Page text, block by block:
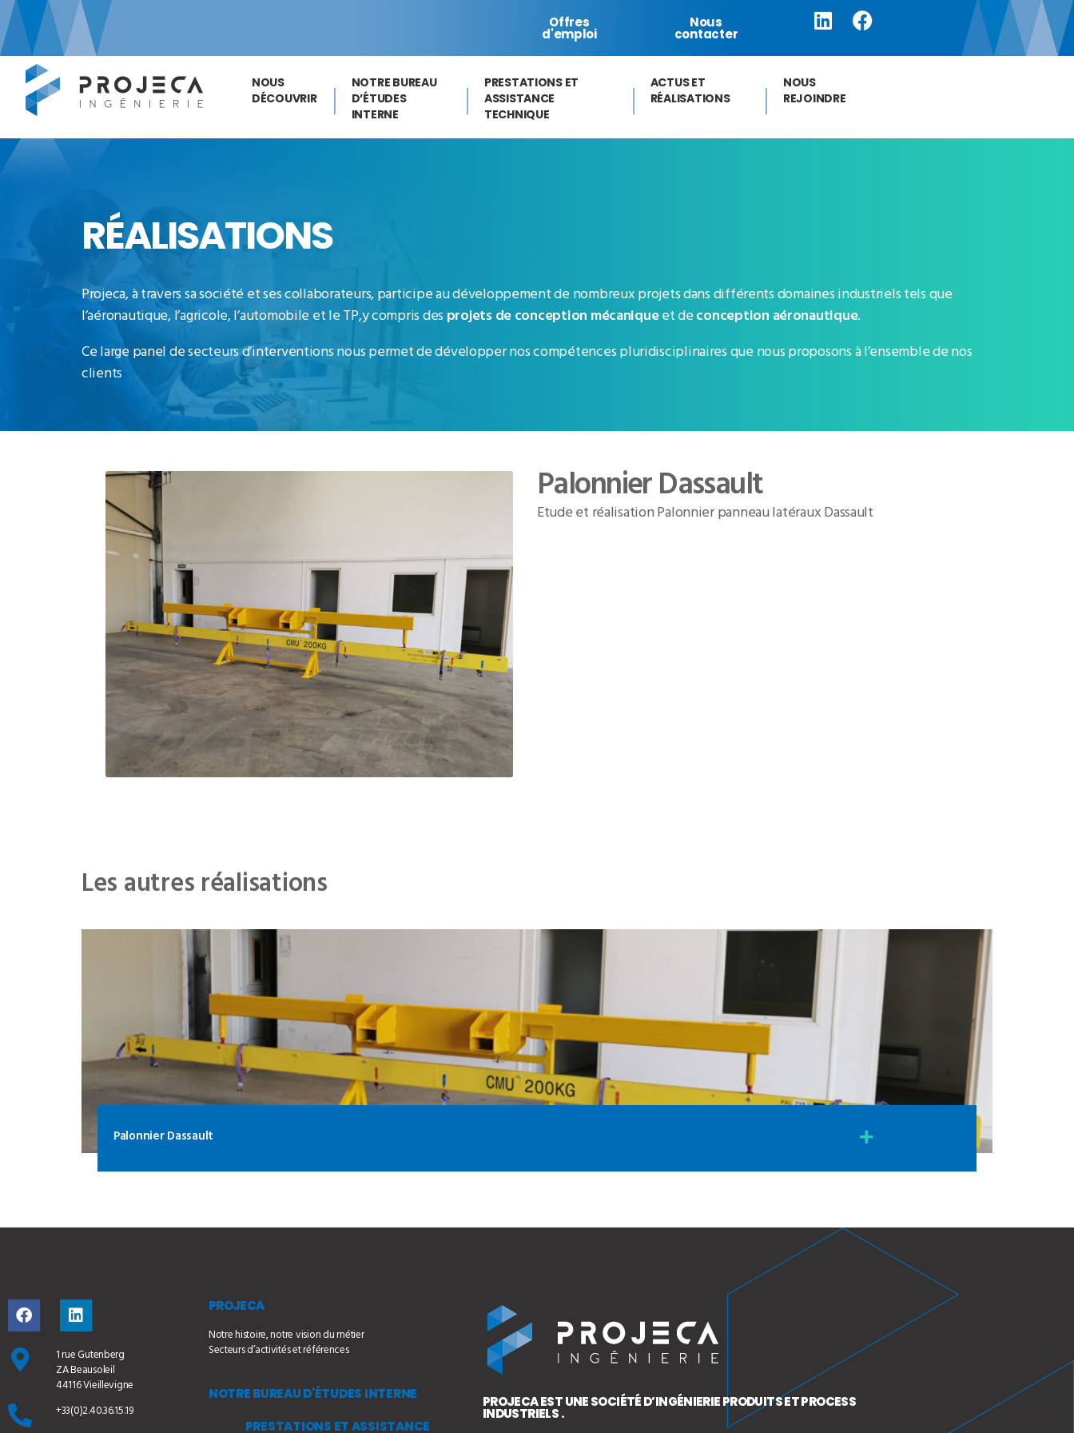
Offres
d'emploi
Nous
contacter
NOUS
DÉCOUVRIR
NOTRE BUREAU
D’ÉTUDES
INTERNE
PRESTATIONS ET
ASSISTANCE
TECHNIQUE
ACTUS ET
RÉALISATIONS
NOUS
REJOINDRE
RÉALISATIONS
Projeca, à travers sa société et ses collaborateurs, participe au développement de nombreux projets dans différents domaines industriels tels que
l’aéronautique, l’agricole, l’automobile et le TP,y compris desprojets de conception mécaniqueet deconception aéronautique.
Ce large panel de secteurs d’interventions nous permet de développer nos compétences pluridisciplinaires que nous proposons à l’ensemble de nos
clients
Palonnier Dassault
Etude et réalisation Palonnier panneau latéraux Dassault
Les autres réalisations
Palonnier Dassault
1 rue Gutenberg
ZA Beausoleil
44116 Vieillevigne
+33(0)2.40.36.15.19
PROJECA
Notre histoire, notre vision du métier
Secteurs d’activités et références
NOTRE BUREAU D'ÉTUDES INTERNE
PRESTATIONS ET ASSISTANCE
PROJECA EST UNE SOCIÉTÉ D’INGÉNIERIE PRODUITS ET PROCESS
INDUSTRIELS .